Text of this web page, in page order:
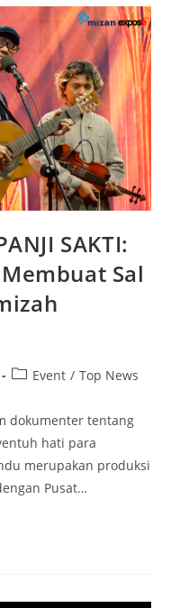
SAKTI:
Sal
Event / Top News
dokumenter tentang
hati para
merupakan produksi
Pusat…